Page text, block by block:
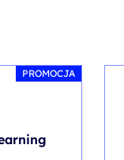
PROMOCJA